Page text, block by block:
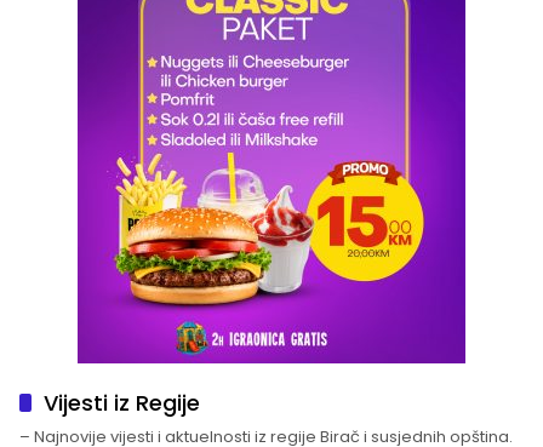
Vijesti iz Regije
– Najnovije vijesti i aktuelnosti iz regije Birač i susjednih opština.